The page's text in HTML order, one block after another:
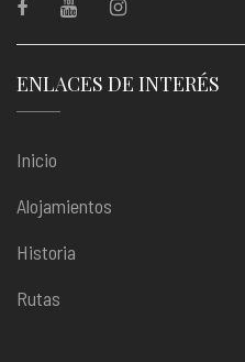
ENLACES DE INTERÉS
Inicio
Alojamientos
Historia
Rutas